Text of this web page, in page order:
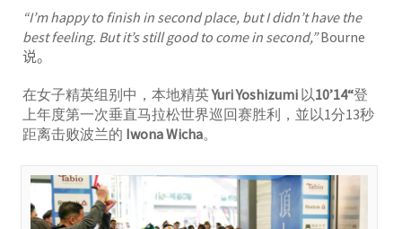
“I’m happy to finish in second place, but I didn’t have the
best feeling. But it’s still good to come in second,”Bourne
说。
在女子精英组别中，本地精英Yuri Yoshizumi 以10’14“登
上年度第一次垂直马拉松世界巡回赛胜利，並以1分13秒
距离击败波兰的 Iwona Wicha。